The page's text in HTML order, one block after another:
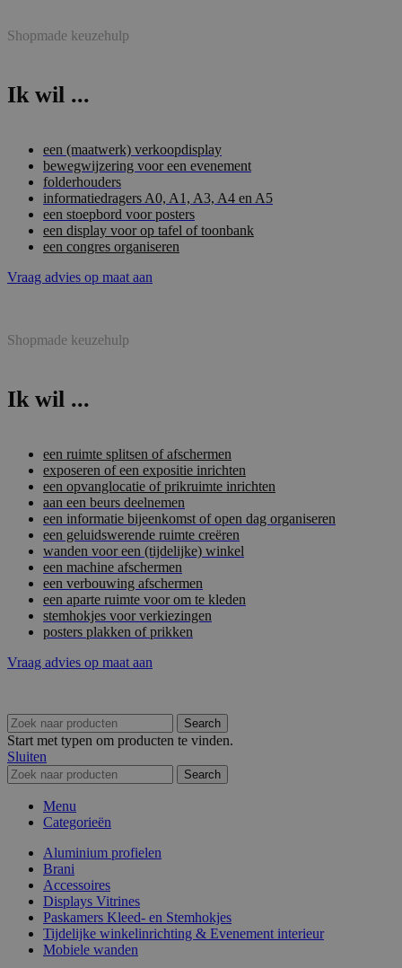
Shopmade keuzehulp
Ik wil ...
een (maatwerk) verkoopdisplay
bewegwijzering voor een evenement
folderhouders
informatiedragers A0, A1, A3, A4 en A5
een stoepbord voor posters
een display voor op tafel of toonbank
een congres organiseren
Vraag advies op maat aan
Shopmade keuzehulp
Ik wil ...
een ruimte splitsen of afschermen
exposeren of een expositie inrichten
een opvanglocatie of prikruimte inrichten
aan een beurs deelnemen
een informatie bijeenkomst of open dag organiseren
een geluidswerende ruimte creëren
wanden voor een (tijdelijke) winkel
een machine afschermen
een verbouwing afschermen
een aparte ruimte voor om te kleden
stemhokjes voor verkiezingen
posters plakken of prikken
Vraag advies op maat aan
Search
Start met typen om producten te vinden.
Sluiten
Search
Menu
Categorieën
Aluminium profielen
Brani
Accessoires
Displays Vitrines
Paskamers Kleed- en Stemhokjes
Tijdelijke winkelinrichting & Evenement interieur
Mobiele wanden